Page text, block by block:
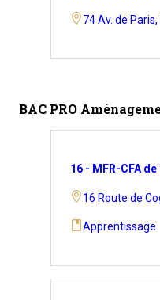
74 Av. de
BAC PRO
16 - MFR-CFA
16 Route de
Apprentissage